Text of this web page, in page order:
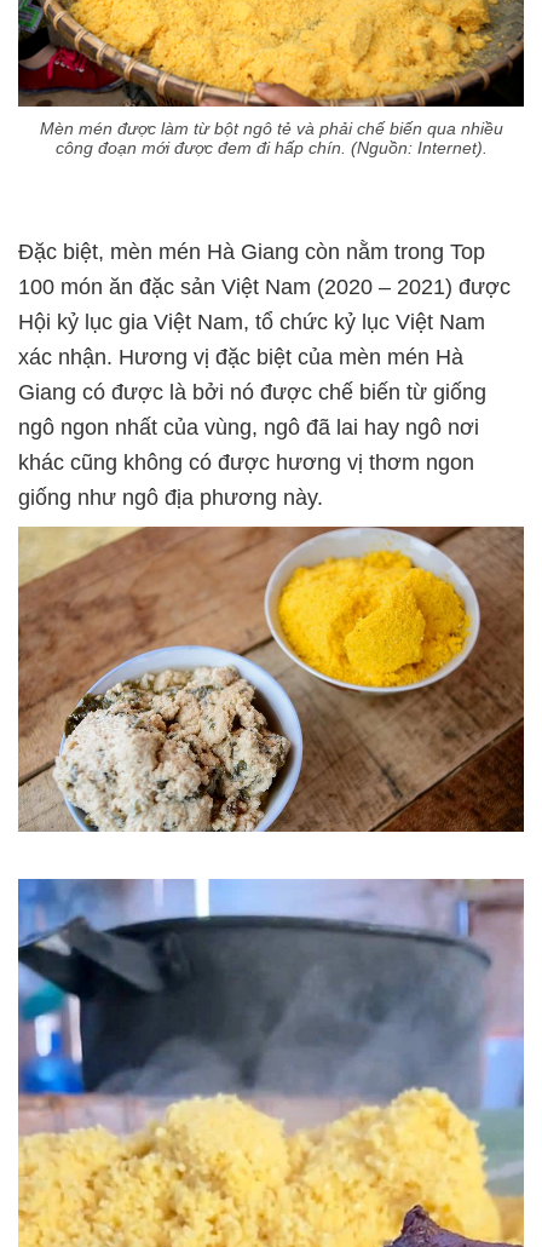
Mèn mén được làm từ bột ngô tẻ và phải chế biến qua nhiều
công đoạn mới được đem đi hấp chín. (Nguồn: Internet).
Đặc biệt, mèn mén Hà Giang còn nằm trong Top
100 món ăn đặc sản Việt Nam (2020 – 2021) được
Hội kỷ lục gia Việt Nam, tổ chức kỷ lục Việt Nam
xác nhận. Hương vị đặc biệt của mèn mén Hà
Giang có được là bởi nó được chế biến từ giống
ngô ngon nhất của vùng, ngô đã lai hay ngô nơi
khác cũng không có được hương vị thơm ngon
giống như ngô địa phương này.